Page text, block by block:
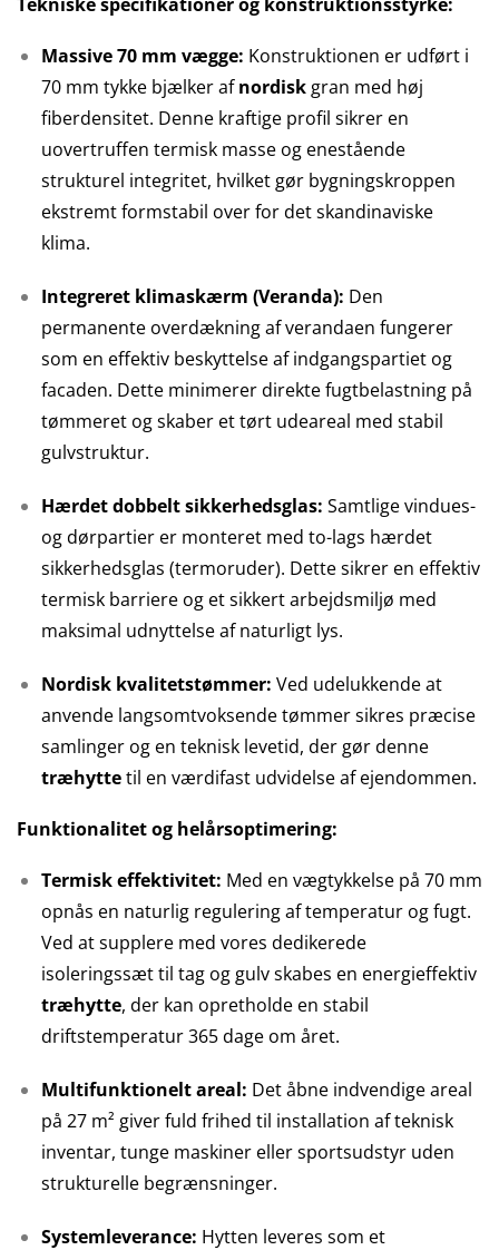
Massive 70 mm vægge: Konstruktionen er udført i
70 mm tykke bjælker afnordisk gran med høj
fiberdensitet. Denne kraftige profil sikrer en
uovertruffen termisk masse og enestående
strukturel integritet, hvilket gør bygningskroppen
ekstremt formstabil over for det skandinaviske
klima.
Integreret klimaskærm (Veranda): Den
permanente overdækning af verandaen fungerer
som en effektiv beskyttelse af indgangspartiet og
facaden. Dette minimerer direkte fugtbelastning på
tømmeret og skaber et tørt udeareal med stabil
gulvstruktur.
Hærdet dobbelt sikkerhedsglas: Samtlige vindues-
og dørpartier er monteret med to-lags hærdet
sikkerhedsglas (termoruder). Dette sikrer en effektiv
termisk barriere og et sikkert arbejdsmiljø med
maksimal udnyttelse af naturligt lys.
Nordisk kvalitetstømmer: Ved udelukkende at
anvende langsomtvoksende tømmer sikres præcise
samlinger og en teknisk levetid, der gør denne
træhyttetil en værdifast udvidelse af ejendommen.
Funktionalitet og helårsoptimering:
Termisk effektivitet: Med en vægtykkelse på 70 mm
opnås en naturlig regulering af temperatur og fugt.
Ved at supplere med vores dedikerede
isoleringssæt til tag og gulv skabes en energieffektiv
træhytte, der kan opretholde en stabil
driftstemperatur 365 dage om året.
Multifunktionelt areal: Det åbne indvendige areal
på 27 m² giver fuld frihed til installation af teknisk
inventar, tunge maskiner eller sportsudstyr uden
strukturelle begrænsninger.
Systemleverance: Hytten leveres som et